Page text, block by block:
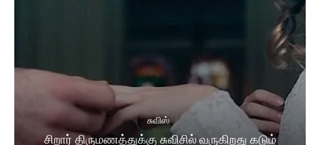
சுவிஸ்
சிறார் திருமணத்துக்கு சுவிசில் வருகிறது கடும்